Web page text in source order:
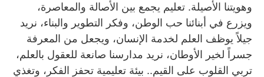
وهويتنا الأصيلة. تعليم يجمع بين الأصالة والمعاصرة،
ويزرع في أبنائنا حب الوطن، وفكر التطوير والبناء، نريد
جيلاً يوظف العلم لخدمة الإنسان، ويجعل من المعرفة
جسراً لخير الأوطان، نريد مدارسنا صانعة للعقول بالعلم،
تربي القلوب على القيم.. بيئة تعليمية تحفز الفكر، وتغذي